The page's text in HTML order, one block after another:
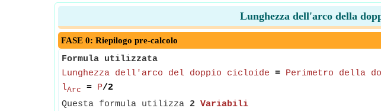
Lunghezza dell'arco della
FASE 0: Riepilogo pre-calcolo
Formula utilizzata
Lunghezza dell'arco del doppio cicloide = Perimetro della
lArc = P/2
Questa formula utilizza 2 Variabili